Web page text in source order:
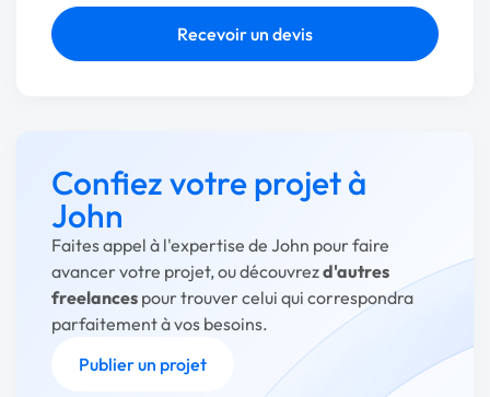
Recevoir un devis
Confiez votre projet à
John
Faites appel à l'expertise de John pour faire
avancer votre projet, ou découvrezd'autres
freelances pour trouver celui qui correspondra
parfaitement à vos besoins.
Publier un projet